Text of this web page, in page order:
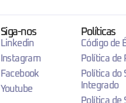
Siga-nos
Linkedin
Instagram
Facebook
Youtube
Políticas
Código de
Política de
Política do
Integrado
Política de